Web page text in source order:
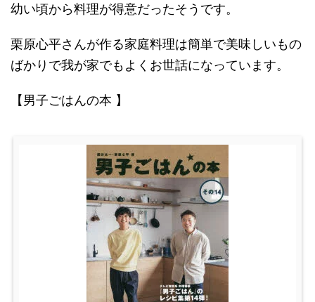
幼い頃から料理が得意だったそうです。
栗原心平さんが作る家庭料理は簡単で美味しいもの
ばかりで我が家でもよくお世話になっています。
【男子ごはんの本 】